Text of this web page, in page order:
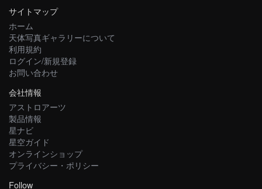
サイトマップ
ホーム
天体写真ギャラリーについて
利用規約
ログイン/新規登録
お問い合わせ
会社情報
アストロアーツ
製品情報
星ナビ
星空ガイド
オンラインショップ
プライバシー・ポリシー
Follow